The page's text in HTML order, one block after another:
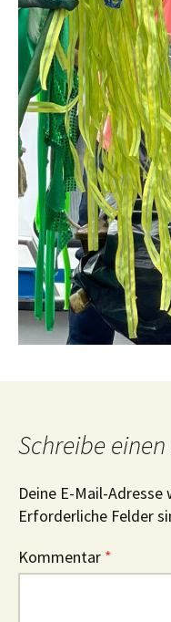
Schreibe
Deine E-Mail-
Erforderliche Felder
Kommentar *